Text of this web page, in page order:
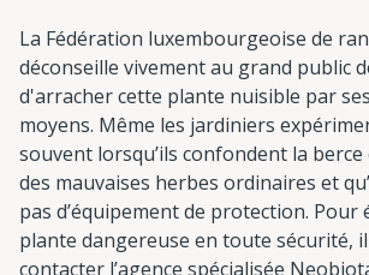
La Fédération luxembourgeoise de
déconseille vivement au grand public
d'arracher cette plante nuisible par
moyens. Même les jardiniers
souvent lorsqu’ils confondent la berce
des mauvaises herbes ordinaires et
pas d’équipement de protection. Pour
plante dangereuse en toute sécurité,
contacter l’agence spécialisée